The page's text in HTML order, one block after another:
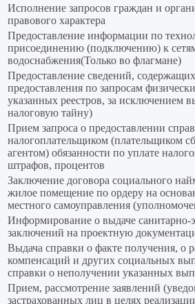
Исполнение запросов граждан и
правового характера
Предоставление информации по
присоединению (подключению) к
водоснабжения(Только во флагмане)
Предоставление сведений,
предоставления по запросам
указанных реестров, за исключением
налоговую тайну)
Прием запроса о предоставлении
налогоплательщиком (плательщиком
агентом) обязанности по уплате
штрафов, процентов
Заключение договора социального
жилое помещение по ордеру на
местного самоуправления
Информирование о выдаче санитарно-
заключений на проектную
Выдача справки о факте получения, о
компенсаций и других социальных
справки о неполучении указанных
Прием, рассмотрение заявлений
застрахованных лиц в целях